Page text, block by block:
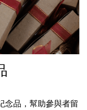
念品，幫助參與者留